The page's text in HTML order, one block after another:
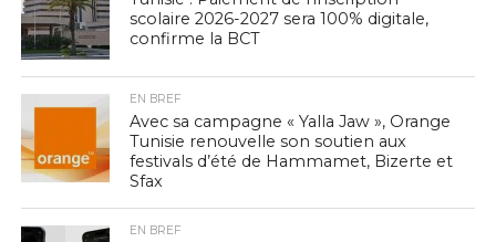
scolaire 2026-2027 sera 100% digitale,
confirme la BCT
EN BREF
Avec sa campagne « Yalla Jaw », Orange
Tunisie renouvelle son soutien aux
festivals d’été de Hammamet, Bizerte et
Sfax
EN BREF